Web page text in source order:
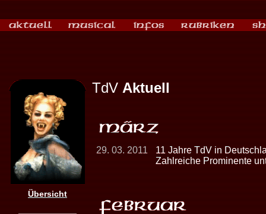
Übersicht
TdVAktuell
29. 03. 2011
11 Jahre TdV in
Zahlreiche Prominente